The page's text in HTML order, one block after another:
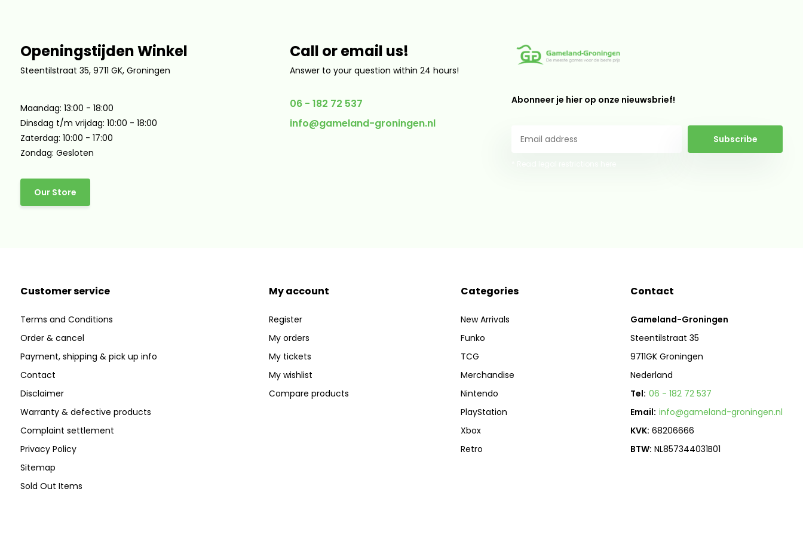
Openingstijden Winkel
Steentilstraat 35, 9711 GK, Groningen
Maandag: 13:00 - 18:00
Dinsdag t/m vrijdag: 10:00 - 18:00
Zaterdag: 10:00 - 17:00
Zondag: Gesloten
Our Store
Call or email us!
Answer to your question within 24 hours!
06 - 182 72 537
info@gameland-groningen.nl
Abonneer je hier op onze nieuwsbrief!
Subscribe
Customer service
Terms and Conditions
Order & cancel
Payment, shipping & pick up info
Contact
Disclaimer
Warranty & defective products
Complaint settlement
Privacy Policy
Sitemap
Sold Out Items
My account
Register
My orders
My tickets
My wishlist
Compare products
Categories
New Arrivals
Funko
TCG
Merchandise
Nintendo
PlayStation
Xbox
Retro
Contact
Gameland-Groningen
Steentilstraat 35
9711GK Groningen
Nederland
Tel: 06 - 182 72 537
Email: info@gameland-groningen.nl
KVK: 68206666
BTW: NL857344031B01